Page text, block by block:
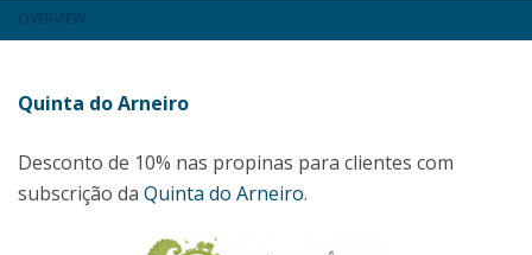
Quinta do Arneiro
Desconto de 10% nas propinas para clientes com
subscrição da Quinta do Arneiro.